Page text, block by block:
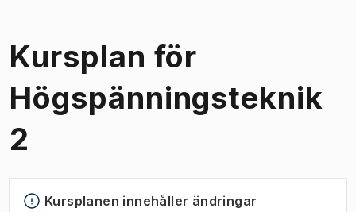
Kursplan för
Högspänningsteknik
2
Kursplanen innehåller ändringar